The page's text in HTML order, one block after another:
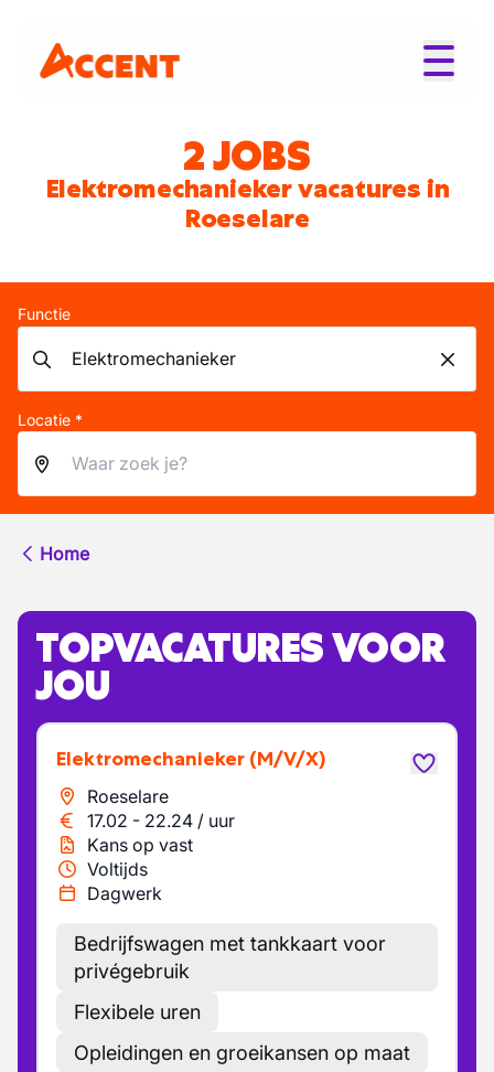
2 JOBS
Elektromechanieker vacatures in
Roeselare
Functie
Locatie *
Home
TOPVACATURES VOOR
JOU
Elektromechanieker (M/V/X)
Roeselare
17.02 - 22.24 / uur
Kans op vast
Voltijds
Dagwerk
Bedrijfswagen met tankkaart voor
privégebruik
Flexibele uren
Opleidingen en groeikansen op maat